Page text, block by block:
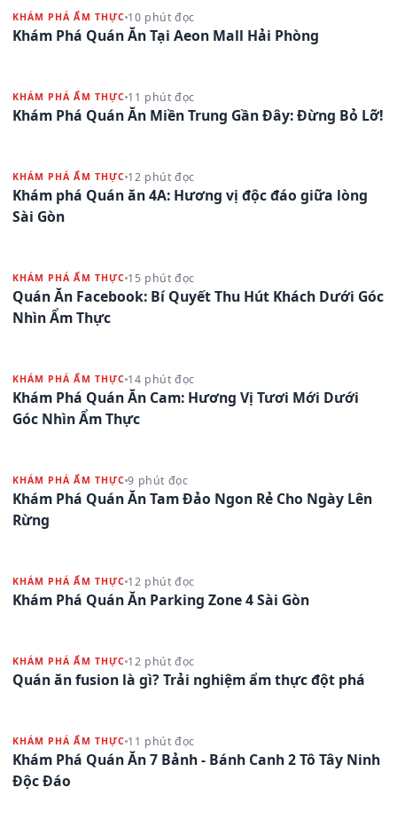
KHÁM PHÁ ẨM THỰC 10 phút đọc
Khám Phá Quán Ăn Tại Aeon Mall Hải Phòng
KHÁM PHÁ ẨM THỰC 11 phút đọc
Khám Phá Quán Ăn Miền Trung Gần Đây: Đừng Bỏ Lỡ!
KHÁM PHÁ ẨM THỰC 12 phút đọc
Khám phá Quán ăn 4A: Hương vị độc đáo giữa lòng
Sài Gòn
KHÁM PHÁ ẨM THỰC 15 phút đọc
Quán Ăn Facebook: Bí Quyết Thu Hút Khách Dưới Góc
Nhìn Ẩm Thực
KHÁM PHÁ ẨM THỰC 14 phút đọc
Khám Phá Quán Ăn Cam: Hương Vị Tươi Mới Dưới
Góc Nhìn Ẩm Thực
KHÁM PHÁ ẨM THỰC 9 phút đọc
Khám Phá Quán Ăn Tam Đảo Ngon Rẻ Cho Ngày Lên
Rừng
KHÁM PHÁ ẨM THỰC 12 phút đọc
Khám Phá Quán Ăn Parking Zone 4 Sài Gòn
KHÁM PHÁ ẨM THỰC 12 phút đọc
Quán ăn fusion là gì? Trải nghiệm ẩm thực đột phá
KHÁM PHÁ ẨM THỰC 11 phút đọc
Khám Phá Quán Ăn 7 Bảnh - Bánh Canh 2 Tô Tây Ninh
Độc Đáo